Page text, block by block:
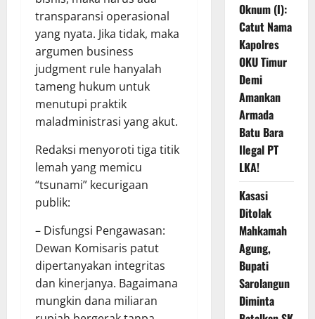
transparansi operasional
yang nyata. Jika tidak, maka
argumen business
judgment rule hanyalah
tameng hukum untuk
menutupi praktik
maladministrasi yang akut.
Redaksi menyoroti tiga titik
lemah yang memicu
“tsunami” kecurigaan
publik:
– Disfungsi Pengawasan:
Dewan Komisaris patut
dipertanyakan integritas
dan kinerjanya. Bagaimana
mungkin dana miliaran
Oknum (I):
Catut Nama
Kapolres
OKU Timur
Demi
Amankan
Armada
Batu Bara
Ilegal PT
LKA!
Kasasi
Ditolak
Mahkamah
Agung,
Bupati
Sarolangun
Diminta